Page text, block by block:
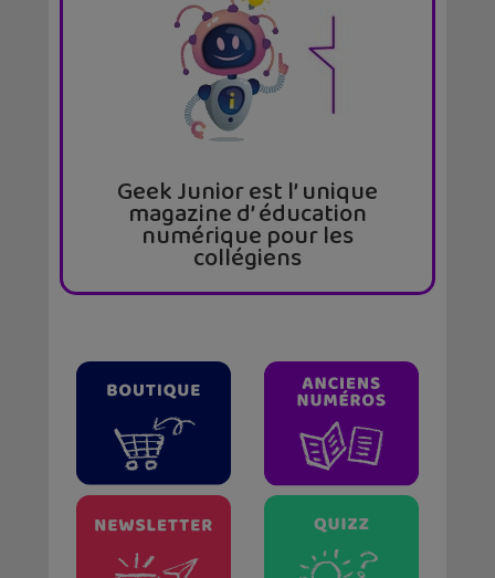
Geek Junior est l’ unique
magazine d’ éducation
numérique pour les
collégiens